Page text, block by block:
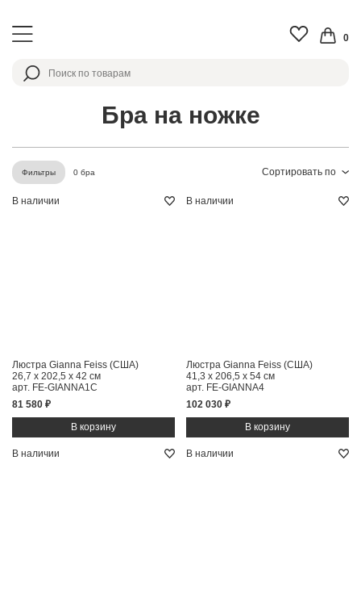
0
Бра на ножке
Сортировать по
Фильтры 0 бра
В наличии
Люстра Gianna Feiss (США)
26,7 x 202,5 x 42 см
арт. FE-GIANNA1C
81 580 ₽
В наличии
Люстра Gianna Feiss (США)
41,3 x 206,5 x 54 см
арт. FE-GIANNA4
102 030 ₽
В наличии В наличии